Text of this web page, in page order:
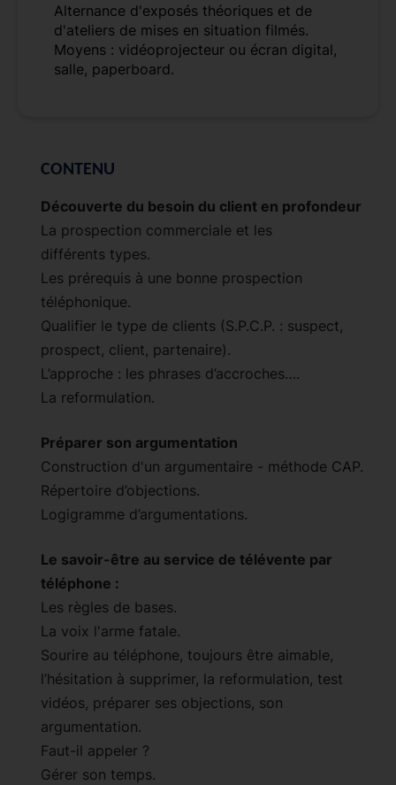
Alternance d'exposés théoriques et de
d'ateliers de mises en situation filmés.
Moyens : vidéoprojecteur ou écran digital,
salle, paperboard.
CONTENU
Découverte du besoin du client en profondeur
La prospection commerciale et les
différents types.
Les prérequis à une bonne prospection
téléphonique.
Qualifier le type de clients (S.P.C.P. : suspect,
prospect, client, partenaire).
L’approche : les phrases d’accroches….
La reformulation.
Préparer son argumentation
Construction d'un argumentaire - méthode CAP.
Répertoire d’objections.
Logigramme d’argumentations.
Le savoir-être au service de télévente par
téléphone :
Les règles de bases.
La voix l'arme fatale.
Sourire au téléphone, toujours être aimable,
l’hésitation à supprimer, la reformulation, test
vidéos, préparer ses objections, son
argumentation.
Faut-il appeler ?
Gérer son temps.